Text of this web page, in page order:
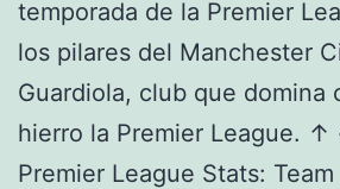
temporada de la Premier
los pilares del Manchester
Guardiola, club que domina
hierro la Premier League. ↑
Premier League Stats: